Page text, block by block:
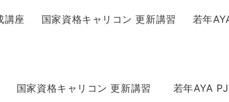
国家資格キャリコン 更新講習 若年AYA
講座 国家資格キャリコン 更新講習 若年